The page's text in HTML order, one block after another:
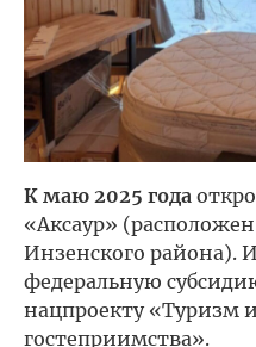
К маю 2025 года
«Аксаур»
Инзенского района).
федеральную
нацпроекту «Туризм
гостеприимства».